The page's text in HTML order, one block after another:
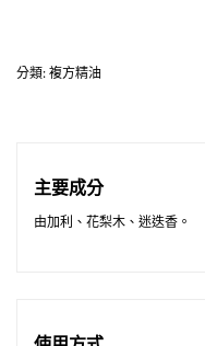
分類:複方精油
主要成分
由加利、花梨木、迷迭香。